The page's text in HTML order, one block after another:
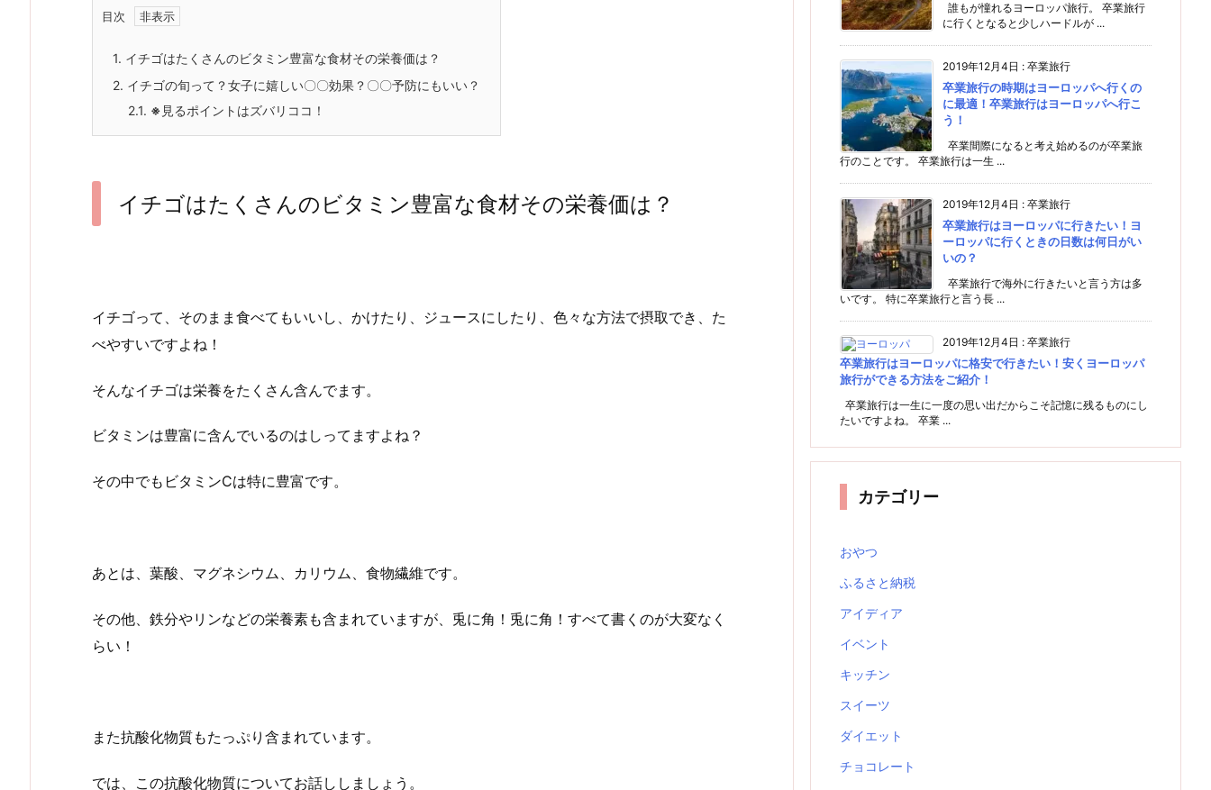
目次
1. イチゴはたくさんのビタミン豊富な食材その栄養価は？
2. イチゴの旬って？女子に嬉しい〇〇効果？〇〇予防にもいい？
2.1. ※ 見るポイントはズバリココ！
イチゴはたくさんのビタミン豊富な食材その栄養価は？
イチゴって、そのまま食べてもいいし、かけたり、ジュースにしたり、色々な方法で摂取でき、た
べやすいですよね！
そんなイチゴは栄養をたくさん含んでます。
ビタミンは豊富に含んでいるのはしってますよね？
その中でもビタミンCは特に豊富です。
あとは、葉酸、マグネシウム、カリウム、食物繊維です。
その他、鉄分やリンなどの栄養素も含まれていますが、兎に角！兎に角！すべて書くのが大変なく
らい！
また抗酸化物質もたっぷり含まれています。
では、この抗酸化物質についてお話ししましょう。
誰もが憧れるヨーロッパ旅行。 卒業旅行
に行くとなると少しハードルが ...
2019年12月4日 : 卒業旅行
卒業旅行の時期はヨーロッパへ行くの
に最適！卒業旅行はヨーロッパへ行こ
う！
卒業間際になると考え始めるのが卒業旅
行のことです。 卒業旅行は一生 ...
2019年12月4日 : 卒業旅行
卒業旅行はヨーロッパに行きたい！ヨ
ーロッパに行くときの日数は何日がい
いの？
卒業旅行で海外に行きたいと言う方は多
いです。 特に卒業旅行と言う長 ...
2019年12月4日 : 卒業旅行
卒業旅行はヨーロッパに格安で行きたい！安くヨーロッパ
旅行ができる方法をご紹介！
卒業旅行は一生に一度の思い出だからこそ記憶に残るものにし
たいですよね。 卒業 ...
カテゴリー
おやつ
ふるさと納税
アイディア
イベント
キッチン
スイーツ
ダイエット
チョコレート